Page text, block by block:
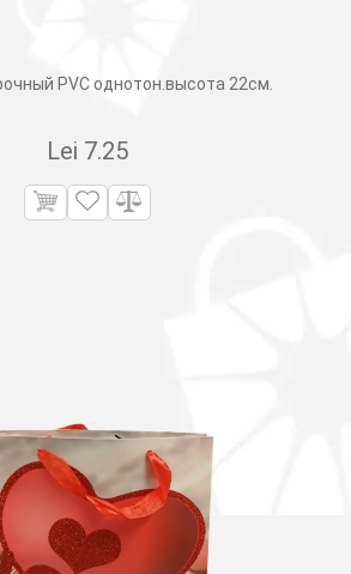
PVC однотон.высота 22см.
Lei 7.25